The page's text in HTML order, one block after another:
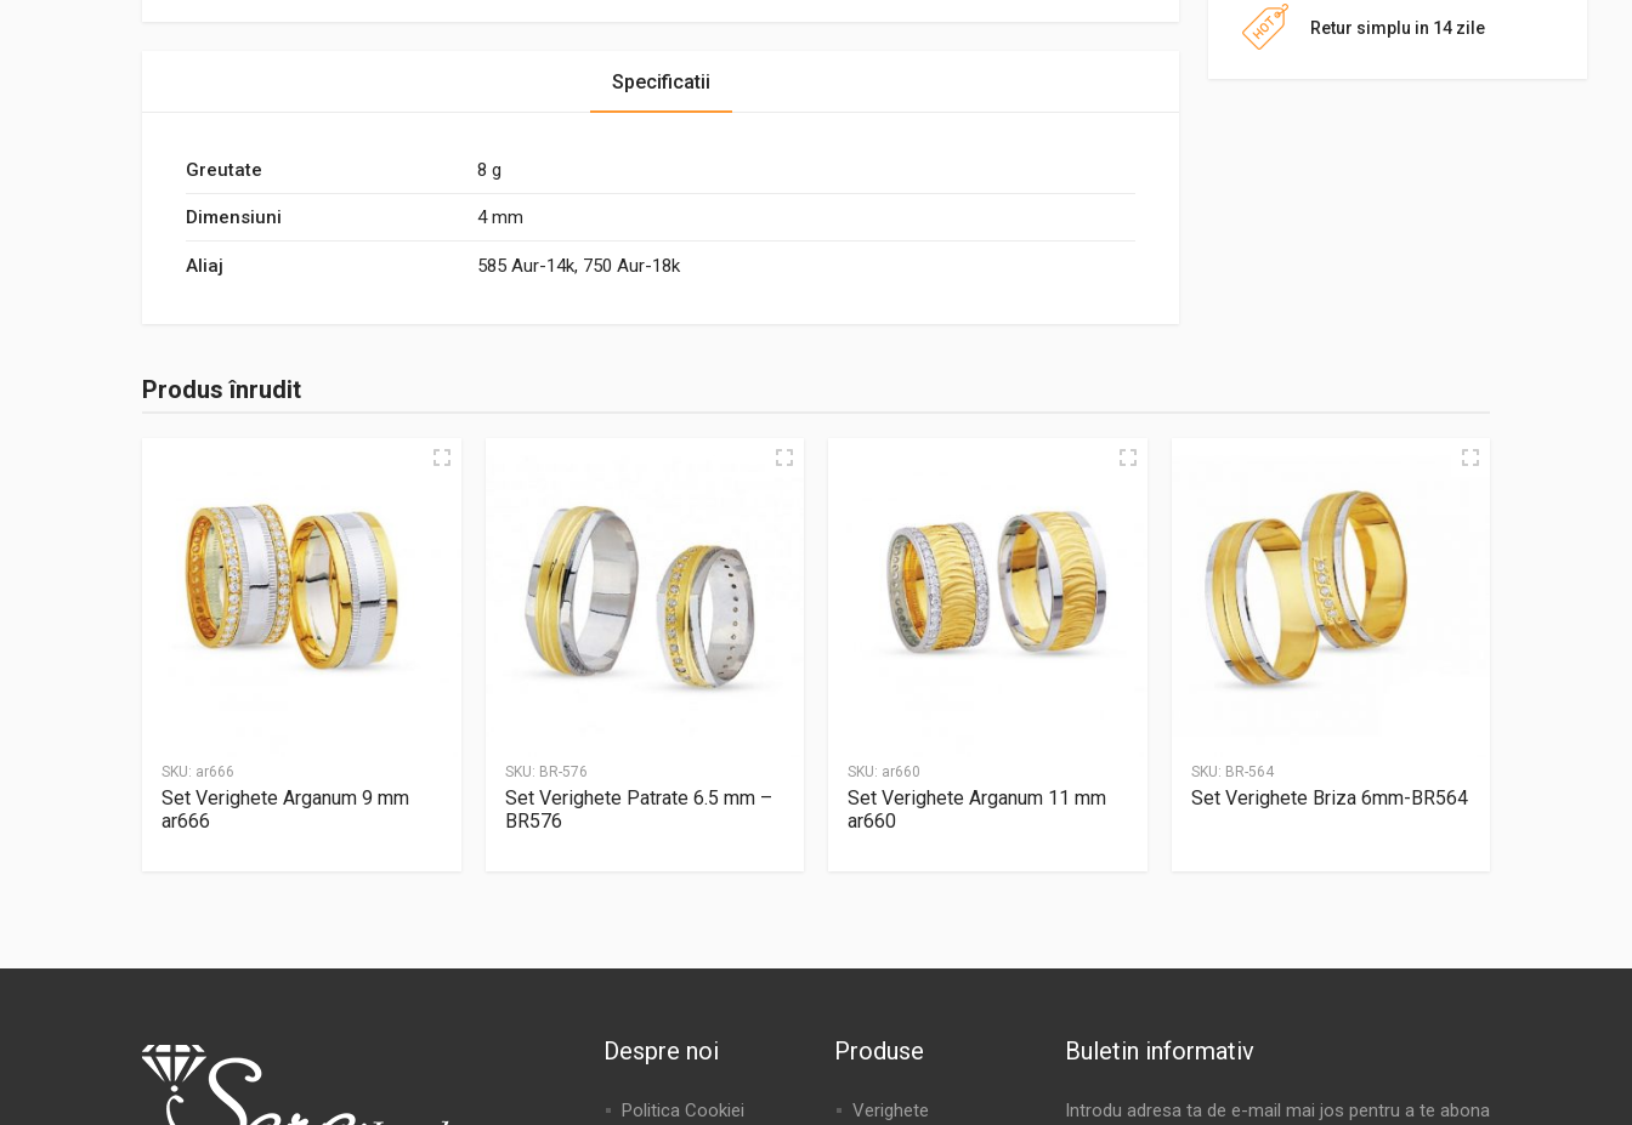
Retur simplu in 14 zile
Specificatii
Greutate 8 g
Dimensiuni 4 mm
Aliaj 585 Aur-14k, 750 Aur-18k
Produs înrudit
SKU: ar666
Set Verighete Arganum 9 mm
ar666
SKU: BR-576
Set Verighete Patrate 6.5 mm –
BR576
SKU: ar660
Set Verighete Arganum 11 mm
ar660
SKU: BR-564
Set Verighete Briza 6mm-BR564
Despre noi
Politica Cookiei
Produse
Verighete
Buletin informativ
Introdu adresa ta de e-mail mai jos pentru a te abona